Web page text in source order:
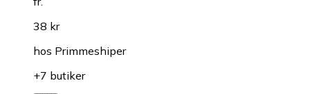
38 kr
hos Primmeshiper
+7 butiker